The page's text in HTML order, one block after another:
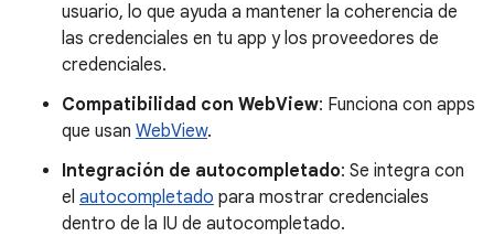
usuario, lo que ayuda a mantener la coherencia de
las credenciales en tu app y los proveedores de
credenciales.
Compatibilidad con WebView: Funciona con apps
que usan WebView.
Integración de autocompletado: Se integra con
el autocompletado para mostrar credenciales
dentro de la IU de autocompletado.